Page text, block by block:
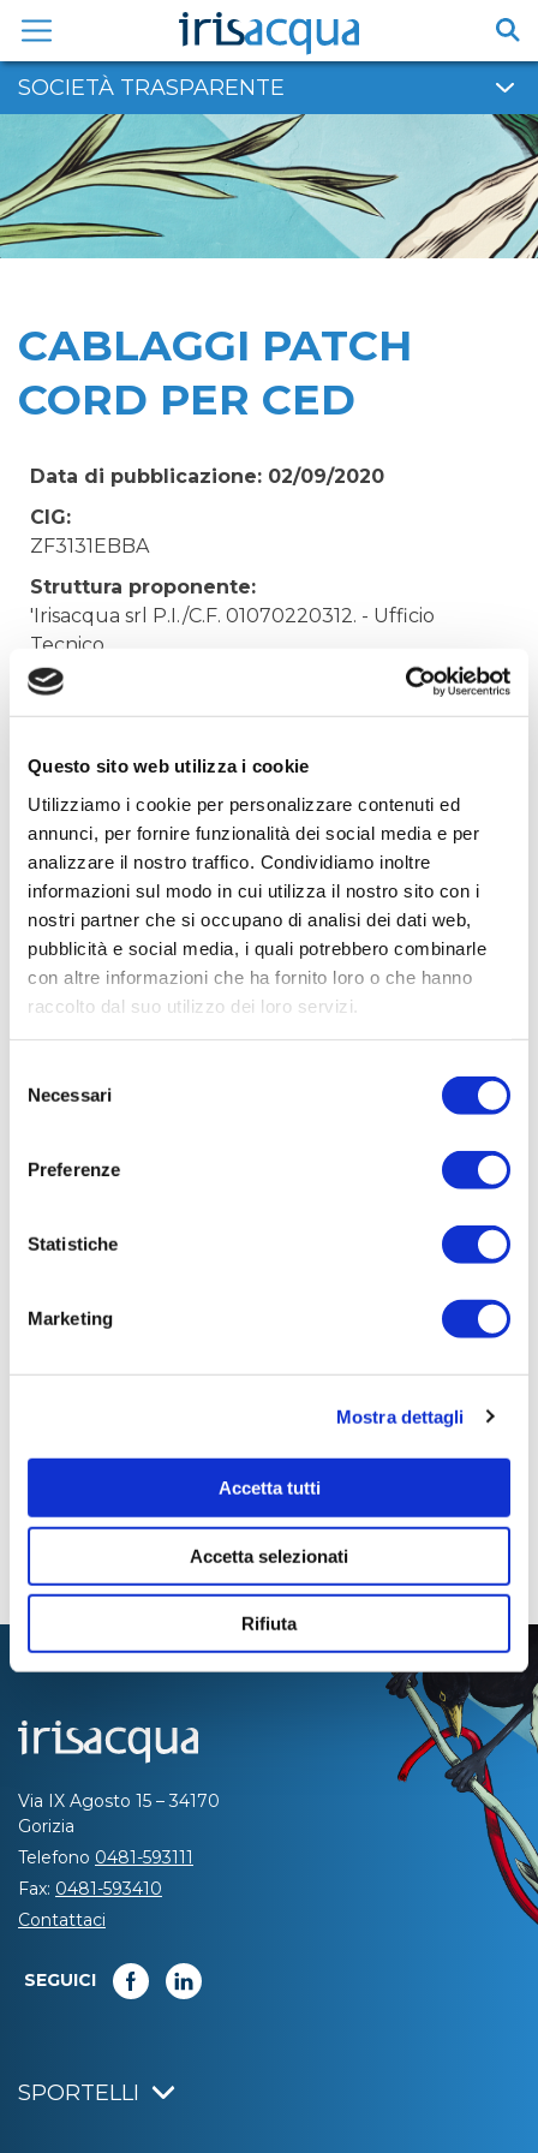
Questo sito web utilizza i cookie
Utilizziamo i cookie per personalizzare contenuti ed
annunci, per fornire funzionalità dei social media e per
analizzare il nostro traffico. Condividiamo inoltre
informazioni sul modo in cui utilizza il nostro sito con i
nostri partner che si occupano di analisi dei dati web,
pubblicità e social media, i quali potrebbero combinarle
con altre informazioni che ha fornito loro o che hanno
raccolto dal suo utilizzo dei loro servizi.
delNecessari
Preferenze
Statistiche
Marketing
Mostra dettagli
Accetta tutti
Accetta selezionati
Rifiuta
contenuto
SOCIETÀ TRASPARENTE
CABLAGGI PATCH
CORD PER CED
Data di pubblicazione: 02/09/2020
CIG:
ZF3131EBBA
Struttura proponente:
'Irisacqua srl P.I./C.F. 01070220312. - Ufficio
Tecnico
Oggetto:
CABLAGGI PATCH CORD PER CED
Elenco operatori invitati:
Codice Fiscale:
Procedura di scelta:
Affidamento ai sensi del Regolamento Generale
Aziendale per Lavori Servizi e Forniture (art.238,
comma 7 d.lgs. 163/2006)
Aggiudicatario Nome:
Importo Aggiudicazione:
Tempi di completamento:
Importo Liquidato:
Pagina aggiornata il 02/09/2020
Via IX Agosto 15 – 34170
Gorizia
Telefono 0481-593111
Fax: 0481-593410
Contattaci
SEGUICI
SPORTELLI